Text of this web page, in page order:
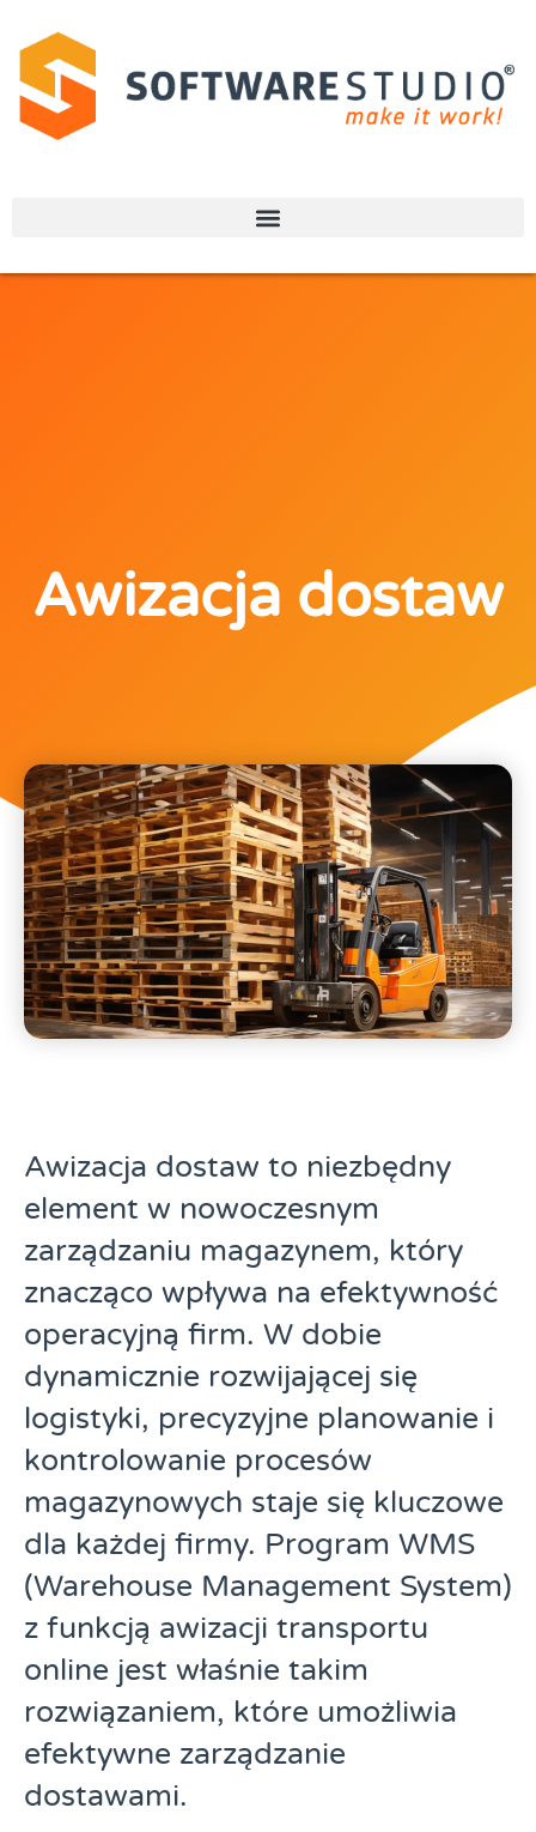
Awizacja dostaw
Awizacja dostaw to niezbędny
element w nowoczesnym
zarządzaniu magazynem, który
znacząco wpływa na efektywność
operacyjną firm. W dobie
dynamicznie rozwijającej się
logistyki, precyzyjne planowanie i
kontrolowanie procesów
magazynowych staje się kluczowe
dla każdej firmy. Program WMS
(Warehouse Management System)
z funkcją awizacji transportu
online jest właśnie takim
rozwiązaniem, które umożliwia
efektywne zarządzanie
dostawami.